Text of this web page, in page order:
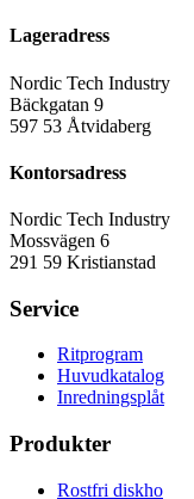
Lageradress
Nordic Tech Industry
Bäckgatan 9
597 53 Åtvidaberg
Kontorsadress
Nordic Tech Industry
Mossvägen 6
291 59 Kristianstad
Service
Ritprogram
Huvudkatalog
Inredningsplåt
Produkter
Rostfri diskho